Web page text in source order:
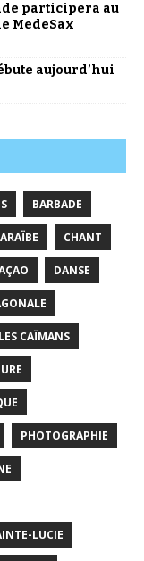
participera au
MedeSax
aujourd’hui
BARBADE
CHANT
DANSE
CAÏMANS
PHOTOGRAPHIE
LUCIE